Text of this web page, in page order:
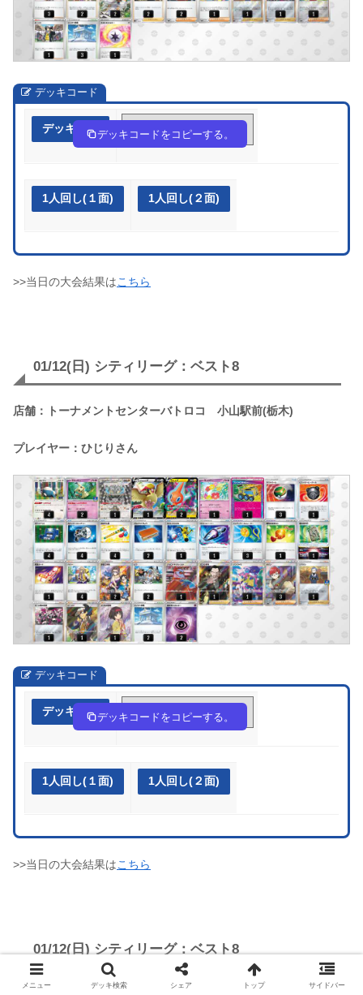
デッキコード
デッキ作成 LnLnLL-nrE4F2-gQnnnP
デッキコードをコピーする。
1人回し(１面) 1人回し(２面)
>>当日の大会結果はこちら
01/12(日) シティリーグ：ベスト8
店舗：トーナメントセンターバトロコ 小山駅前(栃木)
プレイヤー：ひじりさん
デッキコード
デッキ作成 8ca8xa-j1m3B0-x8YKxc
デッキコードをコピーする。
1人回し(１面) 1人回し(２面)
>>当日の大会結果はこちら
01/12(日) シティリーグ：ベスト8
メニュー デッキ検索 シェア トップ サイドバー